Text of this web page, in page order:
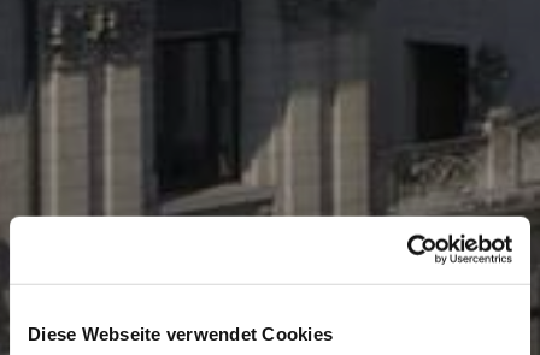
Diese Webseite verwendet Cookies